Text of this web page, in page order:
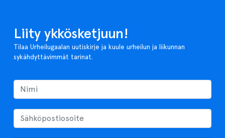
Liity ykkösketjuun!
Tilaa Urheilugaalan uutiskirje ja kuule urheilun ja liikunnan
sykähdyttävimmät tarinat.